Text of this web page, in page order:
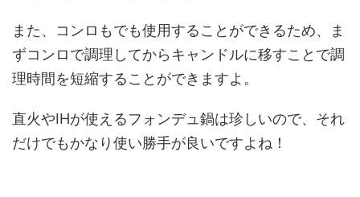
また、コンロもでも使用することができるため、ま
ずコンロで調理してからキャンドルに移すことで調
理時間を短縮することができますよ。
直火やIHが使えるフォンデュ鍋は珍しいので、それ
だけでもかなり使い勝手が良いですよね！